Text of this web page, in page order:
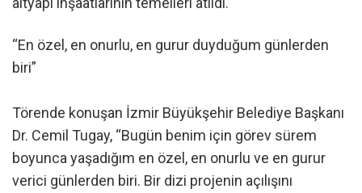
“En özel, en onurlu, en gurur duyduğum günlerden
biri”
Törende konuşan İzmir Büyükşehir Belediye Başkanı
Dr. Cemil Tugay, “Bugün benim için görev sürem
boyunca yaşadığım en özel, en onurlu ve en gurur
verici günlerden biri. Bir dizi projenin açılışını